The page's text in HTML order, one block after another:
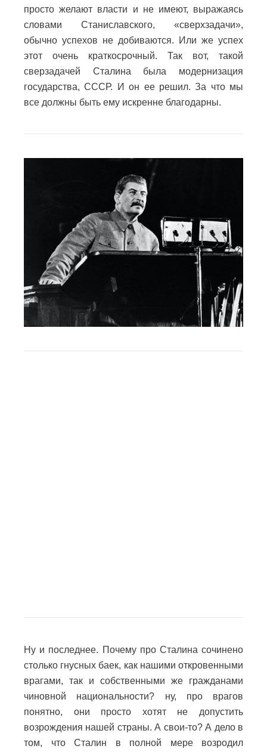
просто желают власти и не имеют, выражаясь
словами Станиславского, «сверхзадачи»,
обычно успехов не добиваются. Или же успех
этот очень краткосрочный. Так вот, такой
сверзадачей Сталина была модернизация
государства, СССР. И он ее решил. За что мы
все должны быть ему искренне благодарны.
Ну и последнее. Почему про Сталина сочинено
столько гнусных баек, как нашими откровенными
врагами, так и собственными же гражданами
чиновной национальности? ну, про врагов
понятно, они просто хотят не допустить
возрождения нашей страны. А свои-то? А дело в
том, что Сталин в полной мере возродил